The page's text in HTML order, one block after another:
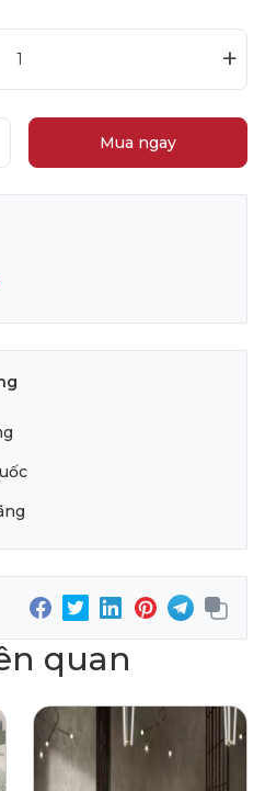
+
Mua ngay
quan